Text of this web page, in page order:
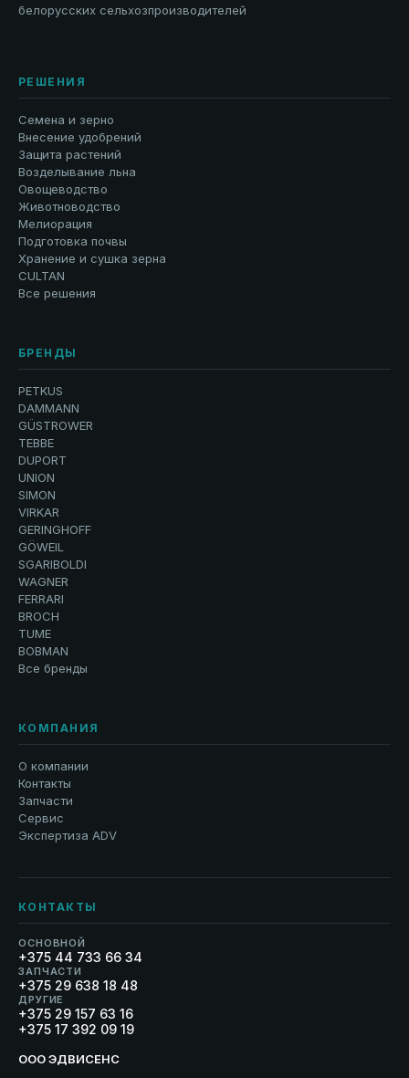
белорусских сельхозпроизводителей
РЕШЕНИЯ
Семена и зерно
Внесение удобрений
Защита растений
Возделывание льна
Овощеводство
Животноводство
Мелиорация
Подготовка почвы
Хранение и сушка зерна
CULTAN
Все решения
БРЕНДЫ
PETKUS
DAMMANN
GÜSTROWER
TEBBE
DUPORT
UNION
SIMON
VIRKAR
GERINGHOFF
GÖWEIL
SGARIBOLDI
WAGNER
FERRARI
BROCH
TUME
BOBMAN
Все бренды
КОМПАНИЯ
О компании
Контакты
Запчасти
Сервис
Экспертиза ADV
КОНТАКТЫ
ОСНОВНОЙ
+375 44 733 66 34
ЗАПЧАСТИ
+375 29 638 18 48
ДРУГИЕ
+375 29 157 63 16
+375 17 392 09 19
ООО ЭДВИСЕНС